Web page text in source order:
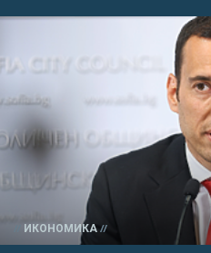
ИКОНОМИКА